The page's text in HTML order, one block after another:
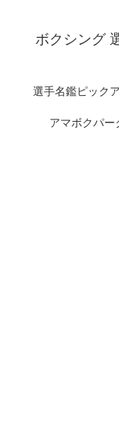
ボクシング
選手名鑑ピック
アマボクパー